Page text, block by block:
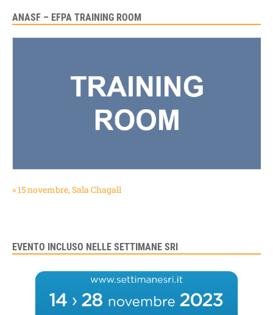
ANASF – EFPA TRAINING ROOM
» 15 novembre, Sala Chagall
EVENTO INCLUSO NELLE SETTIMANE SRI